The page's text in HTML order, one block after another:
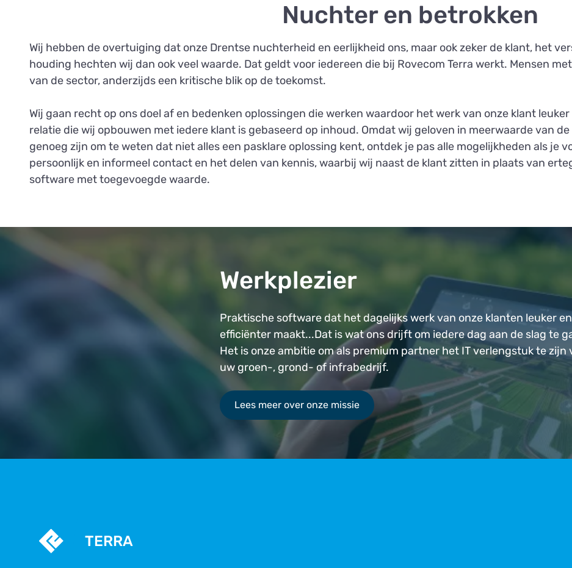
Nuchter en betrokken
Wij hebben de overtuiging dat onze Drentse nuchterheid en eerlijkheid ons, maar ook zeker de klant, het
houding hechten wij dan ook veel waarde. Dat geldt voor iedereen die bij Rovecom Terra werkt. Mensen
van de sector, anderzijds een kritische blik op de toekomst.
Wij gaan recht op ons doel af en bedenken oplossingen die werken waardoor het werk van onze klant
relatie die wij opbouwen met iedere klant is gebaseerd op inhoud. Omdat wij geloven in meerwaarde van
genoeg zijn om te weten dat niet alles een pasklare oplossing kent, ontdek je pas alle mogelijkheden als je
persoonlijk en informeel contact en het delen van kennis, waarbij wij naast de klant zitten in plaats van
software met toegevoegde waarde.
Werkplezier
Praktische software dat het dagelijks werk van onze klanten leuker en
efficiënter maakt...Dat is wat ons drijft om iedere dag aan de slag te
Het is onze ambitie om als premium partner het IT verlengstuk te zijn
uw groen-, grond- of infrabedrijf.
Lees meer over onze missie
TERRA